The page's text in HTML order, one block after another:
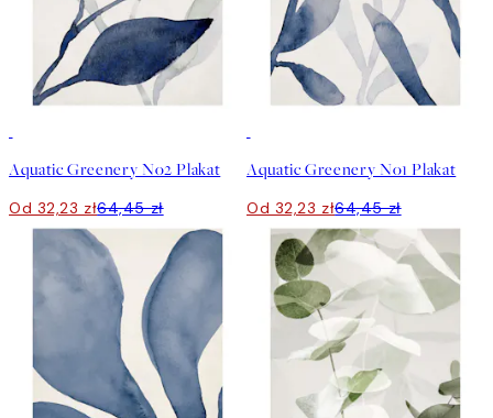
Aquatic Greenery No2 Plakat
Od 32,23 zł64,45 zł
Aquatic Greenery No1 Plakat
Od 32,23 zł64,45 zł